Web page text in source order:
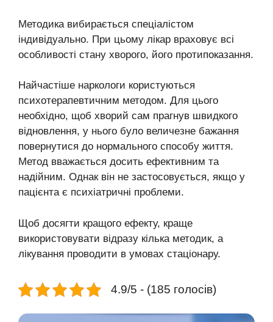
Методика вибирається спеціалістом
індивідуально. При цьому лікар враховує всі
особливості стану хворого, його протипоказання.
Найчастіше наркологи користуються
психотерапевтичним методом. Для цього
необхідно, щоб хворий сам прагнув швидкого
відновлення, у нього було величезне бажання
повернутися до нормального способу життя.
Метод вважається досить ефективним та
надійним. Однак він не застосовується, якщо у
пацієнта є психіатричні проблеми.
Щоб досягти кращого ефекту, краще
використовувати відразу кілька методик, а
лікування проводити в умовах стаціонару.
4.9/5 - (185 голосів)